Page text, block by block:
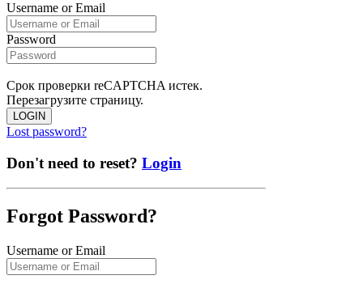
Username or Email
Password
Срок проверки reCAPTCHA истек.
Перезагрузите страницу.
LOGIN
Lost password?
Don't need to reset? Login
Forgot Password?
Username or Email